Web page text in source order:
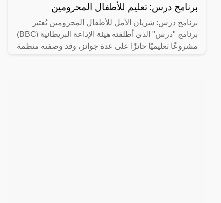
برنامج درس: تعليم للأطفال المحرومين
برنامج درس: شريان الأمل للأطفال المحرومين يُعتبر
برنامج "درس" الذي أطلقته هيئة الإذاعة البريطانية (BBC)
مشروعًا تعليميًا حائزًا على عدة جوائز، وقد وصفته منظمة